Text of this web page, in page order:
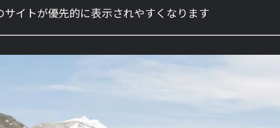
サイトが優先的に表示されやすくなります